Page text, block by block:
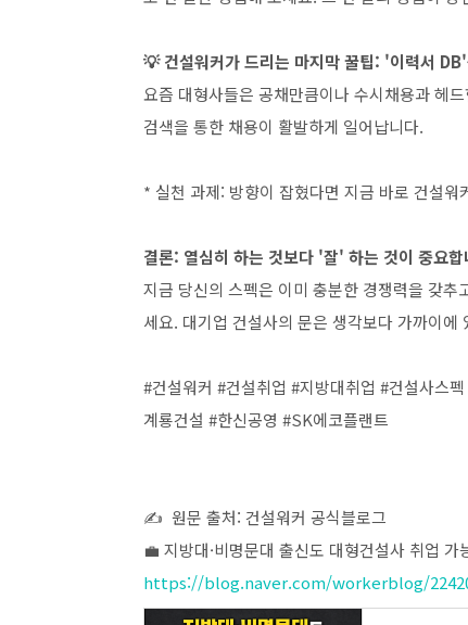
💡 건설워커가 드리는 마지막 꿀팁: '이력서
요즘 대형사들은 공채만큼이나 수시채용과 헤
검색을 통한 채용이 활발하게 일어납니다.
* 실천 과제: 방향이 잡혔다면 지금 바로 건설
결론: 열심히 하는 것보다 '잘' 하는 것이 중요합
지금 당신의 스펙은 이미 충분한 경쟁력을 갖
세요. 대기업 건설사의 문은 생각보다 가까이에
#건설워커 #건설취업 #지방대취업 #건설사스
계룡건설 #한신공영 #SK에코플랜트
✍️ 원문 출처: 건설워커 공식블로그
💼 지방대·비명문대 출신도 대형건설사 취업
https://blog.naver.com/workerblog/